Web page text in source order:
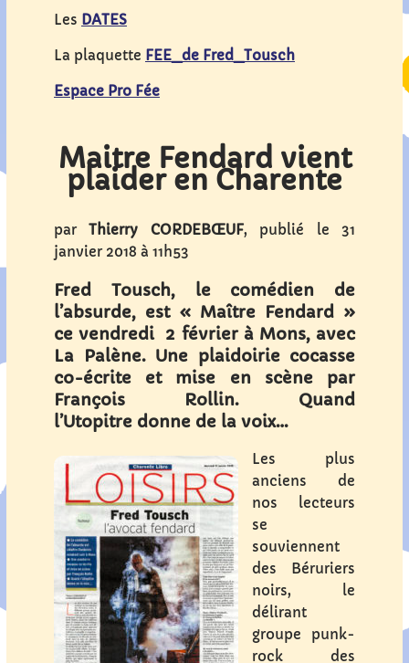
Les DATES
La plaquette FEE_de Fred_Tousch
Espace Pro Fée
Maitre Fendard vient
plaider en Charente
parThierry CORDEBŒUF, publié le 31
janvier 2018 à 11h53
Fred Tousch, le comédien de
l’absurde, est « Maître Fendard »
cevendredi 2 février à Mons, avec
La Palène. Une plaidoirie cocasse
co-écrite et mise en scène par
François Rollin. Quand
l’Utopitre donne de la voix…
Les plus
anciens de
nos lecteurs
se
souviennent
des Béruriers
noirs, le
délirant
groupe punk-
rock des